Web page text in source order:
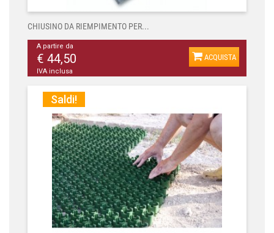
CHIUSINO DA RIEMPIMENTO PER...
A partire da
€ 44,50
IVA inclusa
ACQUISTA
Saldi!